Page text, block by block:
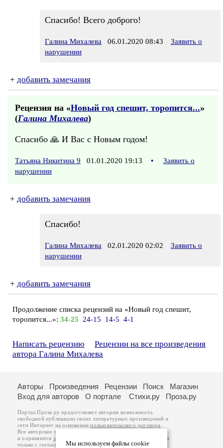
Спасибо! Всего доброго!
Галина Михалева 06.01.2020 08:43
Заявить о
нарушении
+ добавить замечания
Рецензия на «Новый год спешит, торопится...»
(Галина Михалева)
Спасибо 🙏 И Вас с Новым годом!
Татьяна Никитина 9 01.01.2020 19:13 •
Заявить о
нарушении
+ добавить замечания
Спасибо!
Галина Михалева 02.01.2020 02:02
Заявить о
нарушении
+ добавить замечания
Продолжение списка рецензий на «Новый год спешит,
торопится...»: 34-25 24-15 14-5 4-1
Написать рецензию
Рецензии на все произведения
автора Галина Михалева
Мы используем файлы cookie
Авторы Произведения Рецензии Поиск
Магазин
Вход для авторов
О портале Стихи.ру Проза.ру
Портал Проза.ру предоставляет авторам возможность
свободной публикации своих литературных произведений в
сети Интернет на основаниипользовательского договора
Все авторские права на произведения принадлежат авторам
и охраняются законом
. Перепечатка произведений возможна
только с согласия его автора, к которому вы можете